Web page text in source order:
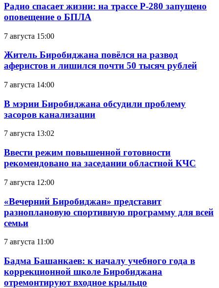
Радио спасает жизни: на трассе Р-280 запущено
оповещение о БПЛА
7 августа 15:00
Житель Биробиджана повёлся на развод
аферистов и лишился почти 50 тысяч рублей
7 августа 14:00
В мэрии Биробиджана обсудили проблему
засоров канализации
7 августа 13:02
Ввести режим повышенной готовности
рекомендовано на заседании областной КЧС
7 августа 12:00
«Вечерний Биробиджан» представит
разноплановую спортивную программу для всей
семьи
7 августа 11:00
Бадма Башанкаев: к началу учебного года в
коррекционной школе Биробиджана
отремонтируют входное крыльцо